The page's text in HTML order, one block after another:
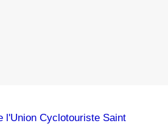
l'Union Cyclotouriste Saint